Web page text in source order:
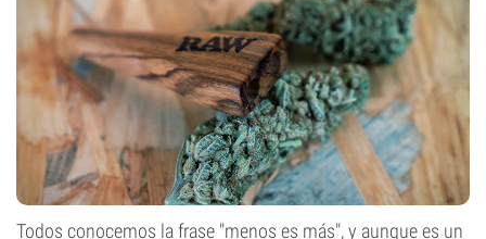
Todos conocemos la frase "menos es más", y aunque es un